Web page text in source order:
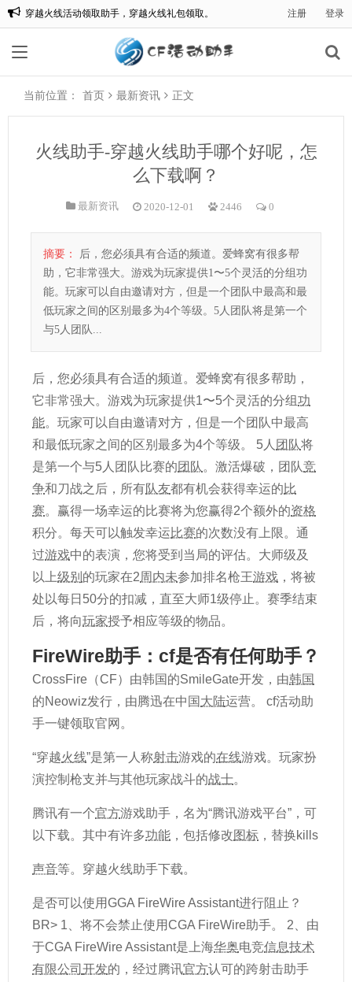
穿越火线活动领取助手，穿越火线礼包领取。
欢迎来到:CF一键领取，CF活动助手一键领取。
注册 登录
当前位置： 首页 最新资讯 正文
火线助手-穿越火线助手哪个好呢，怎
么下载啊？
最新资讯 2020-12-01 2446 0
摘要：
后，您必须具有合适的频道。爱蜂窝有很多帮
助，它非常强大。游戏为玩家提供1〜5个灵活的分组功
能。玩家可以自由邀请对方，但是一个团队中最高和最
低玩家之间的区别最多为4个等级。5人团队将是第一个
与5人团队...
后，您必须具有合适的频道。爱蜂窝有很多帮助，
它非常强大。游戏为玩家提供1〜5个灵活的分组功
能。玩家可以自由邀请对方，但是一个团队中最高
和最低玩家之间的区别最多为4个等级。 5人 团队将
是第一个与5人团队比赛的团队 。激活爆破，团队竞
争和刀战之后，所有队友都有机会获得幸运的比
赛。赢得一场幸运的比赛将为您赢得2个额外的资格
积分。每天可以触发幸运比赛的次数没有上限。通
过游戏中的表演，您将受到当局的评估。大师级及
以上级别 的玩家在2周内未参加排名枪王游戏 ，将被
处以每日50分的扣减，直至大师1级停止。赛季结束
后，将向玩家授予相应等级的物品。
FireWire助手：cf是否有任何助手？
CrossFire（CF）由韩国的SmileGate开发，由韩国
的Neowiz发行，由腾迅在中国 大陆运营。 cf活动助
手一键领取官网。
“穿越火线”是第一人称射击游戏的在线游戏。玩家扮
演控制枪支并与其他玩家战斗的战士。
腾讯有一个官方游戏助手，名为“腾讯游戏平台”，可
以下载。其中有许多功能 ，包括修改图标 ，替换kills
声音等。穿越火线助手下载。
是否可以使用GGA FireWire Assistant进行阻止？
BR> 1、将不会禁止使用CGA FireWire助手。 2、由
于CGA FireWire Assistant是上海华奥电竞信息技术
有限公司 开发的，经过腾讯官方认可的跨射击助手